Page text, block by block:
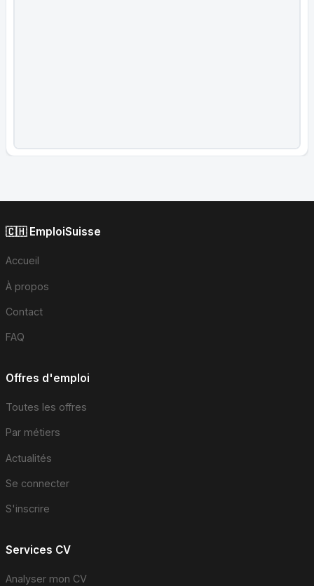
🇨🇭 EmploiSuisse
Accueil
À propos
Contact
FAQ
Offres d'emploi
Toutes les offres
Par métiers
Actualités
Se connecter
S'inscrire
Services CV
Analyser mon CV